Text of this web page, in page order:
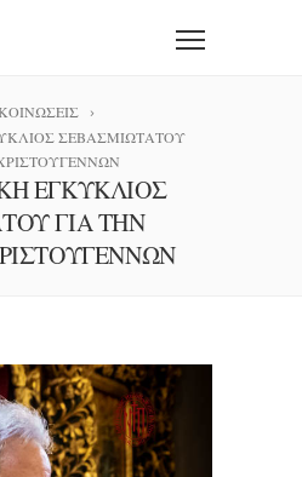
ΣΕΒΑΣΜΙΩΤΑΤΟΥ
ΕΓΚΥΚΛΙΟΣ
ΓΙΑ ΤΗΝ